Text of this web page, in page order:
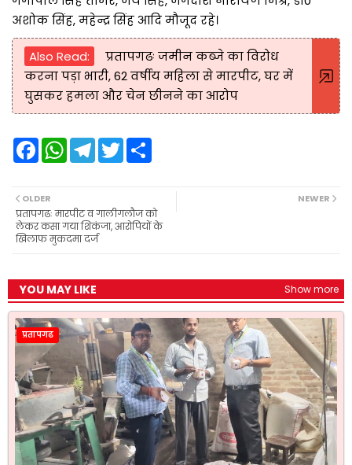
अशोक सिंह, महेन्द्र सिंह आदि मौजूद रहे।
Also Read:
प्रतापगढः जमीन कब्जे का विरोध
करना पड़ा भारी, 62 वर्षीय महिला से मारपीट, घर में
घुसकर हमला और चेन छीनने का आरोप
F
a
b
o
o
k
W
A
p
p
T
e
r
a
m
T
w
e
r
NEWER
OLDER
प्रतापगढः मारपीट व गालीगलौज को
लेकर कसा गया शिकंजा, आरोपियों के
खिलाफ मुकदमा दर्ज
YOU MAY LIKE Show more
प्रतापगढ